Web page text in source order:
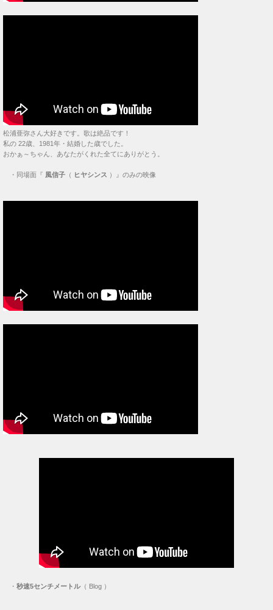
松浦亜弥さん大好きです。歌は絶品です！
私の 22歳、1981年・結婚した歳でした。
おかぁ～ちゃん、あなたがくれた全てにありがとう。
・ 同場面『 風信子 （ ヒヤシンス ）』のみの映像
・ 秒速5センチメートル（ Blog ）